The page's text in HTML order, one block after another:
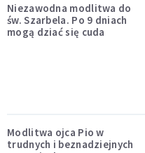
Niezawodna modlitwa do
św. Szarbela. Po 9 dniach
mogą dziać się cuda
Modlitwa ojca Pio w
trudnych i beznadziejnych